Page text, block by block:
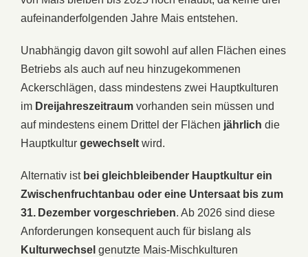
aufeinanderfolgenden Jahre Mais entstehen.
Unabhängig davon gilt sowohl auf allen Flächen eines
Betriebs als auch auf neu hinzugekommenen
Ackerschlägen, dass mindestens zwei Hauptkulturen
im Dreijahreszeitraum vorhanden sein müssen und
auf mindestens einem Drittel der Flächen jährlich die
Hauptkultur gewechselt wird.
Alternativ ist bei gleichbleibender Hauptkultur ein
Zwischenfruchtanbau oder eine Untersaat bis zum
31. Dezember vorgeschrieben. Ab 2026 sind diese
Anforderungen konsequent auch für bislang als
Kulturwechsel genutzte Mais-Mischkulturen